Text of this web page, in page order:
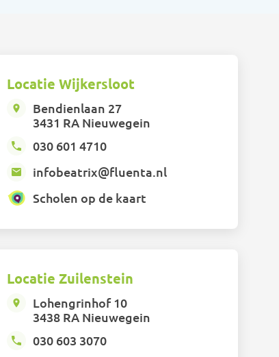
Locatie Wijkersloot
Bendienlaan 27
3431 RA Nieuwegein
030 601 4710
infobeatrix@fluenta.nl
Scholen op de kaart
Locatie Zuilenstein
Lohengrinhof 10
3438 RA Nieuwegein
030 603 3070